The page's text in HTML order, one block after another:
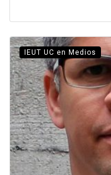
IEUT UC en Medios